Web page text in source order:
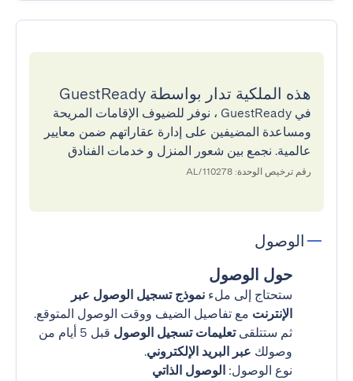
هذه الملكية تدار بواسطة GuestReady
في GuestReady ، نوفر للضيوف الإقامات المريحة
ومساعدة المضيفين على إدارة عقاراتهم ضمن معايير
عالمية. نجمع بين شعور المنزل و خدمات الفنادق
رقم ترخيص الوحدة: 110278/AL
الوصول
حول الوصول
ستحتاج إلى ملء نموذج تسجيل الوصول عبر
الإنترنت مع تفاصيل الضيف ووقت الوصول المتوقع.
ثم ستتلقىتعليمات تسجيل الوصول
قبل 5 أيام من
وصولك عبر البريد الإلكتروني.
نوع الوصول: الوصول الذاتي